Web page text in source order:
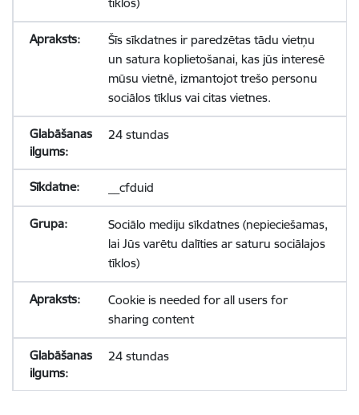
Šīs sīkdatnes ir paredzētas tādu vietņu
un satura koplietošanai, kas jūs interesē
mūsu vietnē, izmantojot trešo personu
sociālos tīklus vai citas vietnes.
24 stundas
__cfduid
Sociālo mediju sīkdatnes (nepieciešamas,
lai Jūs varētu dalīties ar saturu sociālajos
tīklos)
Cookie is needed for all users for
sharing content
24 stundas